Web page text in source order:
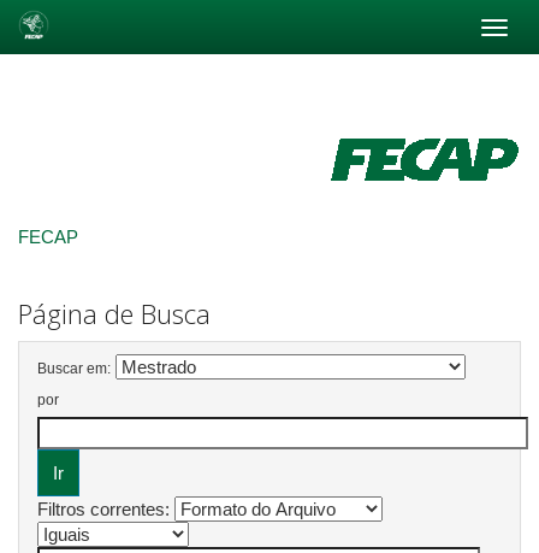
FECAP
Página de Busca
Buscar em:
por
Filtros correntes: